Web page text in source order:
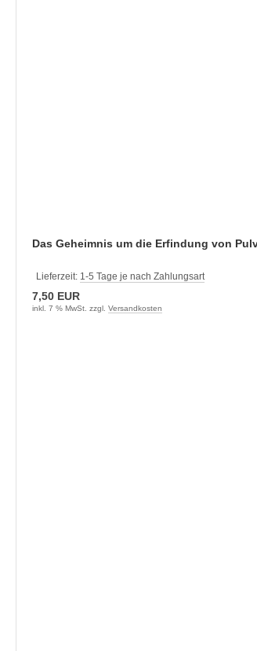
Das Geheimnis um die Erfindung von
Lieferzeit: 1-5 Tage je nach Zahlungsart
7,50 EUR
inkl. 7 % MwSt. zzgl. Versandkosten